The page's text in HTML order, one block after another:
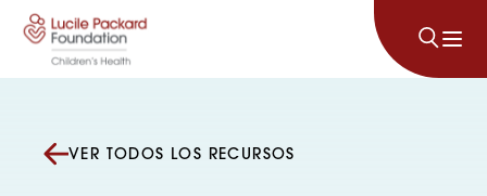
Saltar al contenido
VER TODOS LOS RECURSOS